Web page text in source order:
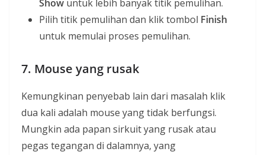
Show untuk lebih banyak titik pemulihan.
Pilih titik pemulihan dan klik tombol Finish
untuk memulai proses pemulihan.
7. Mouse yang rusak
Kemungkinan penyebab lain dari masalah klik
dua kali adalah mouse yang tidak berfungsi.
Mungkin ada papan sirkuit yang rusak atau
pegas tegangan di dalamnya, yang